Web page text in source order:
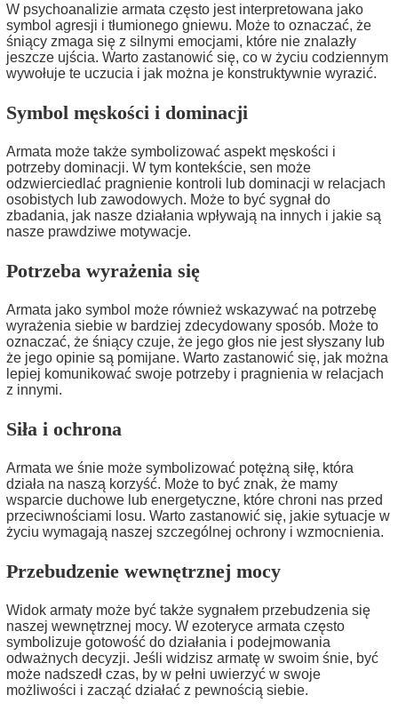
W psychoanalizie armata często jest interpretowana jako
symbol agresji i tłumionego gniewu. Może to oznaczać, że
śniący zmaga się z silnymi emocjami, które nie znalazły
jeszcze ujścia. Warto zastanowić się, co w życiu codziennym
wywołuje te uczucia i jak można je konstruktywnie wyrazić.
Symbol męskości i dominacji
Armata może także symbolizować aspekt męskości i
potrzeby dominacji. W tym kontekście, sen może
odzwierciedlać pragnienie kontroli lub dominacji w relacjach
osobistych lub zawodowych. Może to być sygnał do
zbadania, jak nasze działania wpływają na innych i jakie są
nasze prawdziwe motywacje.
Potrzeba wyrażenia się
Armata jako symbol może również wskazywać na potrzebę
wyrażenia siebie w bardziej zdecydowany sposób. Może to
oznaczać, że śniący czuje, że jego głos nie jest słyszany lub
że jego opinie są pomijane. Warto zastanowić się, jak można
lepiej komunikować swoje potrzeby i pragnienia w relacjach
z innymi.
Siła i ochrona
Armata we śnie może symbolizować potężną siłę, która
działa na naszą korzyść. Może to być znak, że mamy
wsparcie duchowe lub energetyczne, które chroni nas przed
przeciwnościami losu. Warto zastanowić się, jakie sytuacje w
życiu wymagają naszej szczególnej ochrony i wzmocnienia.
Przebudzenie wewnętrznej mocy
Widok armaty może być także sygnałem przebudzenia się
naszej wewnętrznej mocy. W ezoteryce armata często
symbolizuje gotowość do działania i podejmowania
odważnych decyzji. Jeśli widzisz armatę w swoim śnie, być
może nadszedł czas, by w pełni uwierzyć w swoje
możliwości i zacząć działać z pewnością siebie.